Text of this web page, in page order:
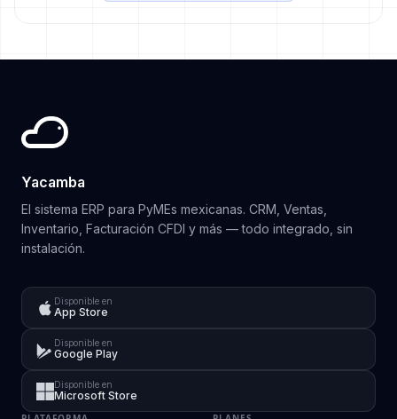
Yacamba
El sistema ERP para PyMEs mexicanas. CRM, Ventas,
Inventario, Facturación CFDI y más — todo integrado, sin
instalación.
Disponible en
App Store
Disponible en
Google Play
Disponible en
Microsoft Store